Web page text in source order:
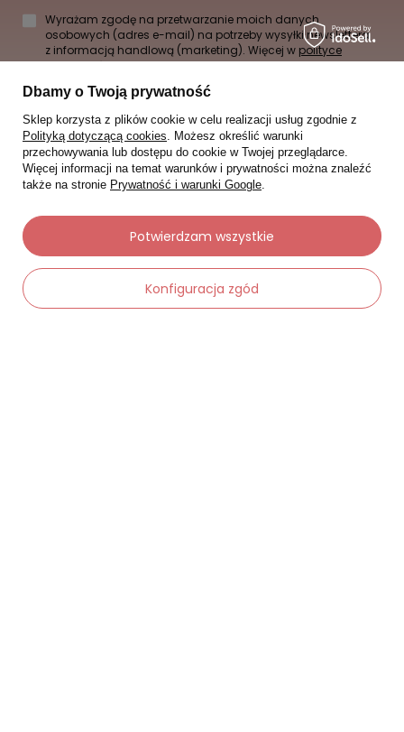
Wyrażam zgodę na przetwarzanie moich danych
osobowych (adres e-mail) na potrzeby wysyłki newslettera
z informacją handlową (marketing). Więcej w polityce
prywatności.
Zapisz się
Dbamy o Twoją prywatność
Sklep korzysta z plików cookie w celu realizacji usług zgodnie z
Polityką dotyczącą cookies. Możesz określić warunki
przechowywania lub dostępu do cookie w Twojej przeglądarce.
Więcej informacji na temat warunków i prywatności można znaleźć
także na stronie Prywatność i warunki Google.
Konfiguracja zgód
Potwierdzam wszystkie